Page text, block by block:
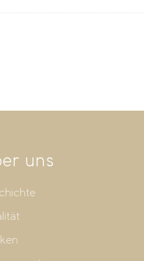
uns